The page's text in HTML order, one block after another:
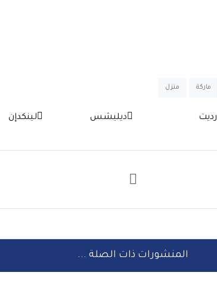
ماركة منزل
رديت ديليشس لينكدإن
المنشورات ذات الصلة ...